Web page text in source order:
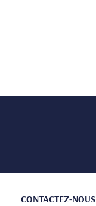
CONTACTEZ-NOUS